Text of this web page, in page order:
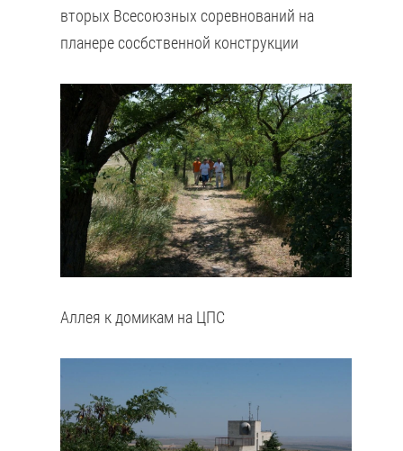
вторых Всесоюзных соревнований на
планере сосбственной конструкции
Аллея к домикам на ЦПС